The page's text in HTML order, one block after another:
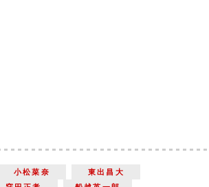
小松菜奈
東出昌大